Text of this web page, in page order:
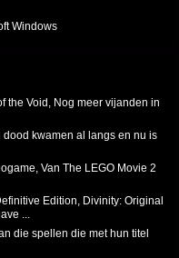
Windows
the Void, Nog meer vijanden in
kwamen al langs en nu is
Van The LEGO Movie 2
Edition, Divinity: Original
...
die spellen die met hun titel